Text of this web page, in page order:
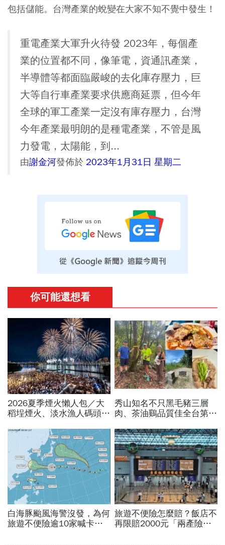
包括儲能。台灣產業的蛻變在大家不知不覺中發生！
重電產業大軍升火待發 2023年，每個產
業的位置都不同，像筆電，資通訊產業，
半導體等都面臨嚴峻的去化庫存壓力，巨
大等自行車產業要求供應商延票，但今年
全球的軍工產業一定沒有庫存壓力，台灣
今年產業最明朗的是種電產業，不管是風
力發電，太陽能，到...
由謝金河發佈於 2023年1月31日 星期二